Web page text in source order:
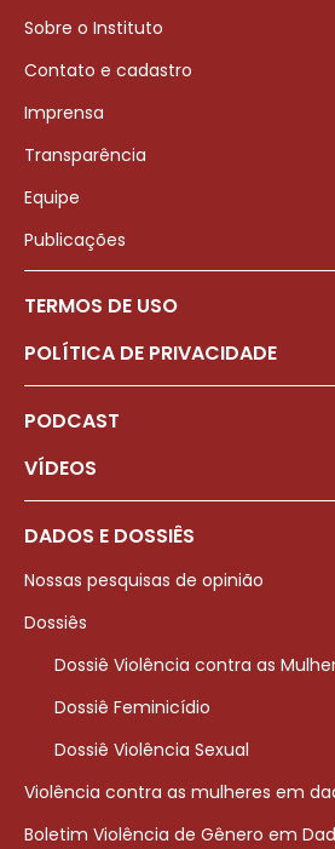
Sobre o Instituto
Contato e cadastro
Imprensa
Transparência
Equipe
Publicações
TERMOS DE USO
POLÍTICA DE PRIVACIDADE
PODCAST
VÍDEOS
DADOS E DOSSIÊS
Nossas pesquisas de opinião
Dossiês
Dossiê Violência contra as
Dossiê Feminicídio
Dossiê Violência Sexual
Violência contra as mulheres em
Boletim Violência de Gênero em